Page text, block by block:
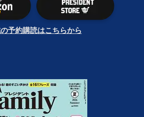
予約購読はこちらから